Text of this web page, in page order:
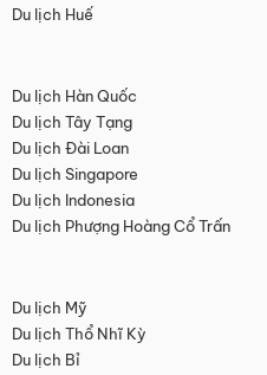
Du lịch Huế
Du lịch Hàn Quốc
Du lịch Tây Tạng
Du lịch Đài Loan
Du lịch Singapore
Du lịch Indonesia
Du lịch Phượng Hoàng Cổ Trấn
Du lịch Mỹ
Du lịch Thổ Nhĩ Kỳ
Du lịch Bỉ